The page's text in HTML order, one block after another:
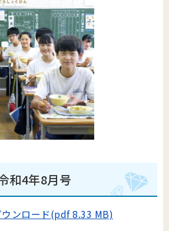
和4年8月号
ンロード(pdf 8.33 MB)